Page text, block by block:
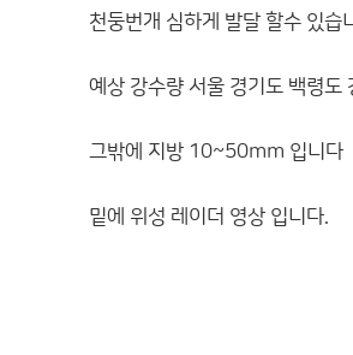
천둥번개 심하게 발달 할수 있습
예상 강수량 서울 경기도 백령
그밖에 지방 10~50mm 입니다
밑에 위성 레이더 영상 입니다.